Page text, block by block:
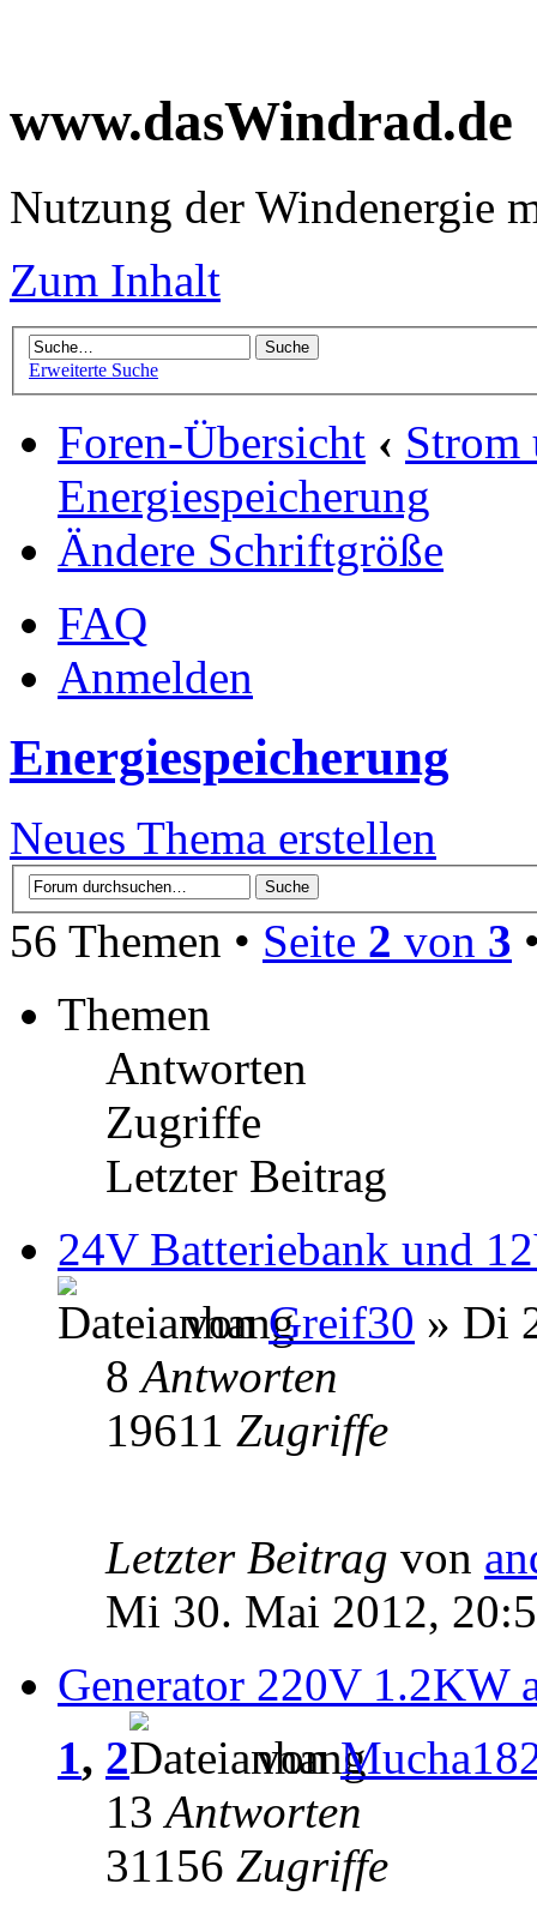
www.dasWindrad.de
Nutzung der Windenergie
Zum Inhalt
Erweiterte Suche
Foren-Übersicht ‹ Strom
Energiespeicherung
Ändere Schriftgröße
FAQ
Anmelden
Energiespeicherung
Neues Thema erstellen
56 Themen • Seite 2 von 3
Themen
Antworten
Zugriffe
Letzter Beitrag
24V Batteriebank und
vonGreif30 » Di
8Antworten
19611 Zugriffe
Letzter Beitrag von
Mi 30. Mai 2012,
Generator 220V 1.2KW
1, 2 von
13Antworten
31156 Zugriffe